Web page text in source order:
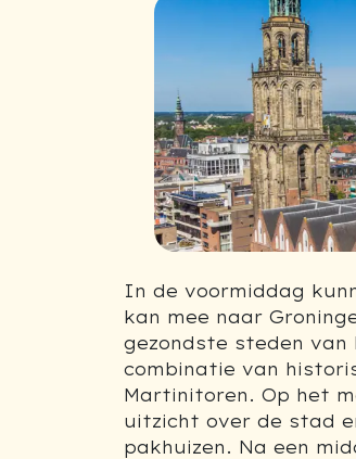
Previous
In de voormiddag
kan mee naar
gezondste steden van
combinatie van
Martinitoren. Op het
uitzicht over de stad
pakhuizen. Na een